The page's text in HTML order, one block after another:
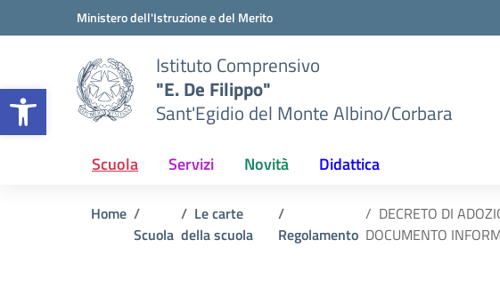
Apri la barra degli strumenti
Vai ai contenuti
Vai al menu di navigazioneMinistero dell'Istruzione e del Merito
Istituto Comprensivo
"E. De Filippo"
Sant'Egidio del Monte Albino/Corbara
Scuola Servizi Novità Didattica
Home
Scuola
Le carte
della scuola
Regolamento
DECRETO DI
DOCUMENTO